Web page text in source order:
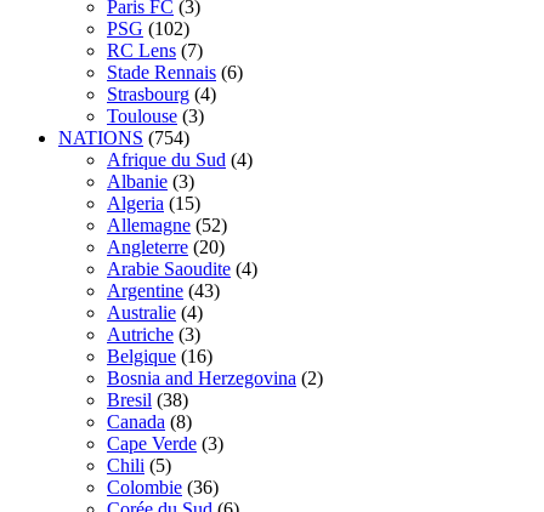
Paris FC (3)
PSG (102)
RC Lens (7)
Stade Rennais (6)
Strasbourg (4)
Toulouse (3)
NATIONS (754)
Afrique du Sud (4)
Albanie (3)
Algeria (15)
Allemagne (52)
Angleterre (20)
Arabie Saoudite (4)
Argentine (43)
Australie (4)
Autriche (3)
Belgique (16)
Bosnia and Herzegovina (2)
Bresil (38)
Canada (8)
Cape Verde (3)
Chili (5)
Colombie (36)